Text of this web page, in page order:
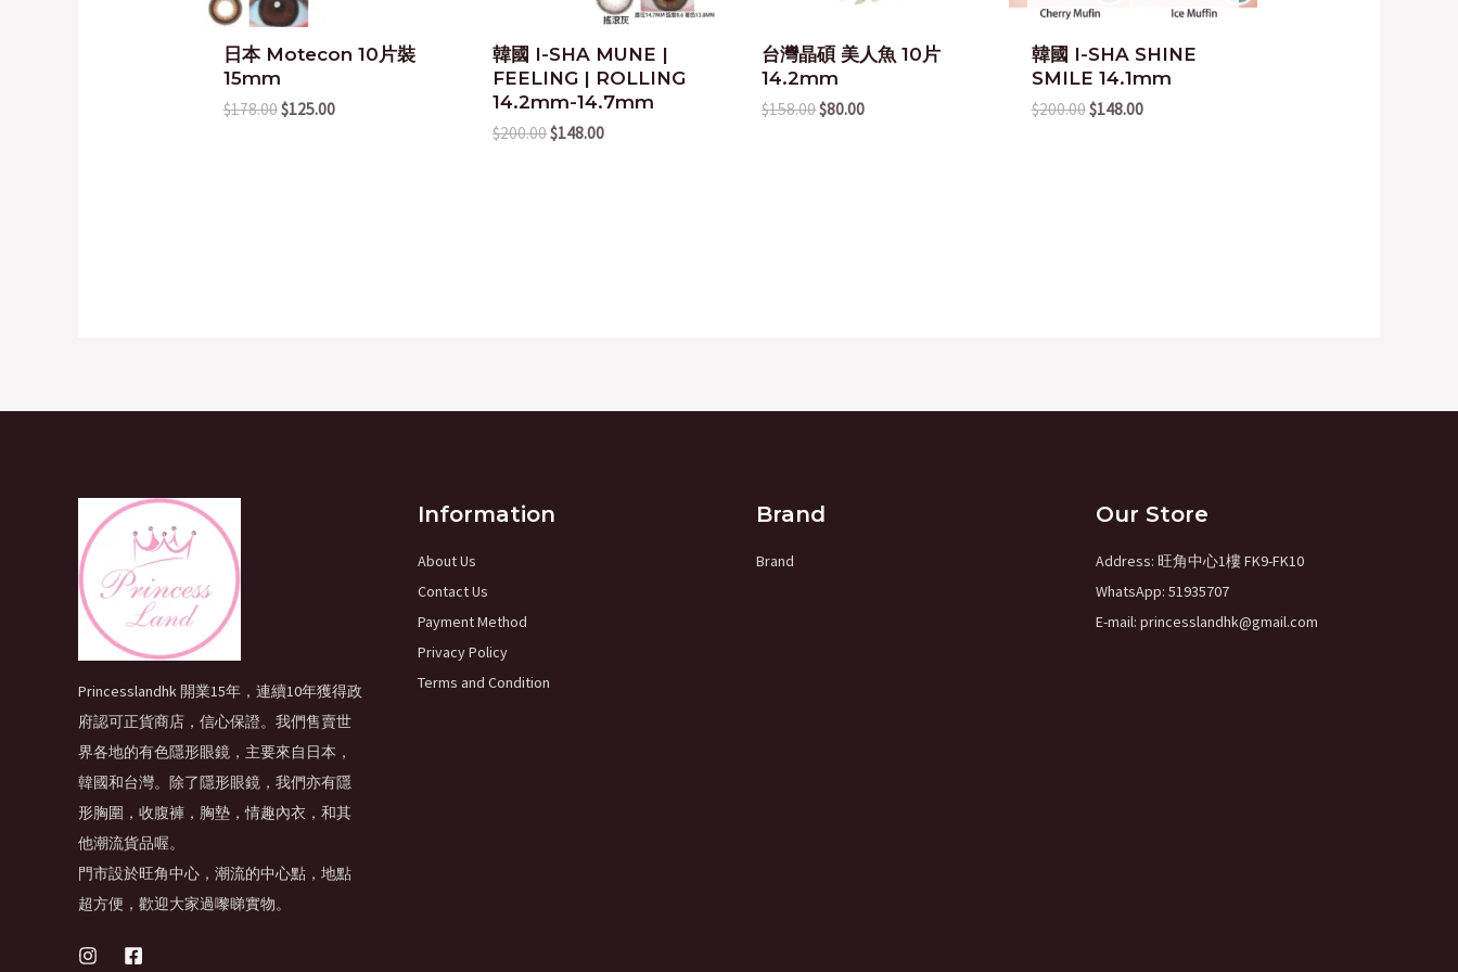
日本 Motecon 10片裝
15mm
$178.00$125.00
韓國 I-SHA MUNE |
FEELING | ROLLING
14.2mm-14.7mm
$200.00$148.00
台灣晶碩 美人魚 10片
14.2mm
$158.00$80.00
韓國 I-SHA SHINE
SMILE 14.1mm
$200.00$148.00
Princesslandhk 開業15年，連續10年獲得政
府認可正貨商店，信心保證。我們售賣世
界各地的有色隱形眼鏡，主要來自日本，
韓國和台灣。除了隱形眼鏡，我們亦有隱
形胸圍，收腹褲，胸墊，情趣內衣，和其
他潮流貨品喔。
門市設於旺角中心，潮流的中心點，地點
超方便，歡迎大家過嚟睇實物。
Information
About Us
Contact Us
Payment Method
Privacy Policy
Terms and Condition
Brand
Brand
Our Store
Address: 旺角中心1樓 FK9-FK10
WhatsApp: 51935707
E-mail: princesslandhk@gmail.com